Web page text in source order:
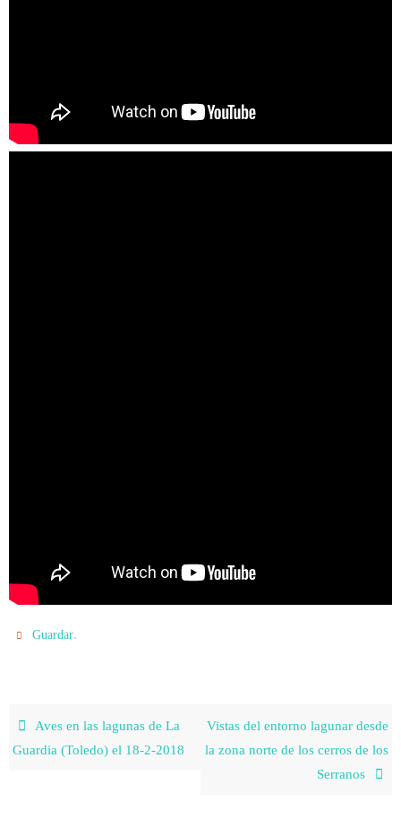
Guardar.
Aves en las lagunas de La
Guardia (Toledo) el 18-2-2018
Vistas del entorno lagunar desde
la zona norte de los cerros de los
Serranos